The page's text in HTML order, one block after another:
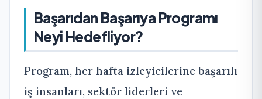
Başarıdan Başarıya Programı
Neyi Hedefliyor?
Program, her hafta izleyicilerine başarılı
iş insanları, sektör liderleri ve